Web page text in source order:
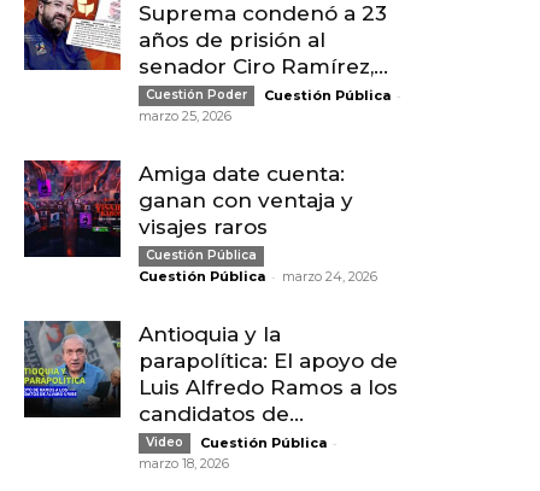
Suprema condenó a 23
años de prisión al
senador Ciro Ramírez,...
Cuestión Poder Cuestión Pública -
marzo 25, 2026
Amiga date cuenta:
ganan con ventaja y
visajes raros
Cuestión Pública
Cuestión Pública - marzo 24, 2026
Antioquia y la
parapolítica: El apoyo de
Luis Alfredo Ramos a los
candidatos de...
Video Cuestión Pública -
marzo 18, 2026